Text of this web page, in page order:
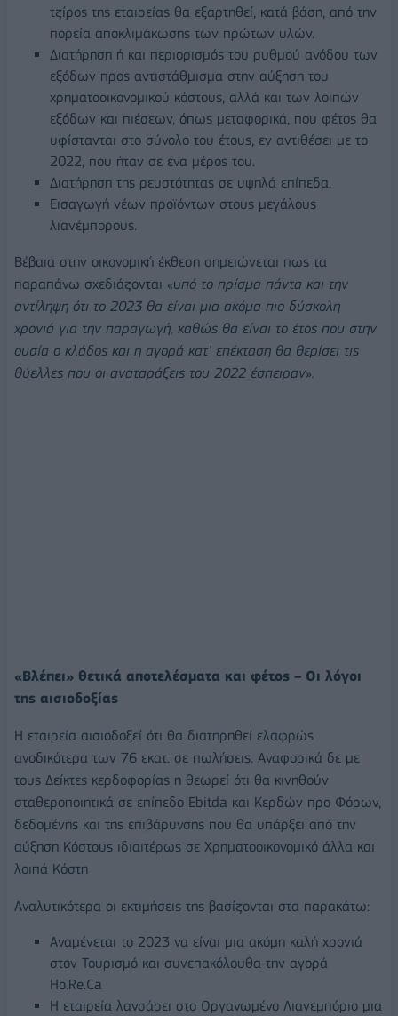
τζίρος της εταιρείας θα εξαρτηθεί, κατά βάση, από την
πορεία αποκλιμάκωσης των πρώτων υλών.
Διατήρηση ή και περιορισμός του ρυθμού ανόδου των
εξόδων προς αντιστάθμισμα στην αύξηση του
χρηματοοικονομικού κόστους, αλλά και των λοιπών
εξόδων και πιέσεων, όπως μεταφορικά, που φέτος θα
υφίστανται στο σύνολο του έτους, εν αντιθέσει με το
2022, που ήταν σε ένα μέρος του.
Διατήρηση της ρευστότητας σε υψηλά επίπεδα.
Εισαγωγή νέων προϊόντων στους μεγάλους
λιανέμπορους.
Βέβαια στην οικονομική έκθεση σημειώνεται πως τα
παραπάνω σχεδιάζονται «υπό το πρίσμα πάντα και την
αντίληψη ότι το 2023 θα είναι μια ακόμα πιο δύσκολη
χρονιά για την παραγωγή, καθώς θα είναι το έτος που στην
ουσία ο κλάδος και η αγορά κατ’ επέκταση θα θερίσει τις
θύελλες που οι αναταράξεις του 2022 έσπειραν».
«Βλέπει» θετικά αποτελέσματα και φέτος – Οι λόγοι
της αισιοδοξίας
H εταιρεία αισιοδοξεί ότι θα διατηρηθεί ελαφρώς
ανοδικότερα των 76 εκατ. σε πωλήσεις. Αναφορικά δε με
τους Δείκτες κερδοφορίας η θεωρεί ότι θα κινηθούν
σταθεροποιητικά σε επίπεδο Ebitda και Κερδών προ Φόρων,
δεδομένης και της επιβάρυνσης που θα υπάρξει από την
αύξηση Κόστους ιδιαιτέρως σε Χρηματοοικονομικό άλλα και
λοιπά Κόστη
Αναλυτικότερα οι εκτιμήσεις της βασίζονται στα παρακάτω:
Αναμένεται το 2023 να είναι μια ακόμη καλή χρονιά
στον Τουρισμό και συνεπακόλουθα την αγορά
Ho.Re.Ca
Η εταιρεία λανσάρει στο Οργανωμένο Λιανεμπόριο μια